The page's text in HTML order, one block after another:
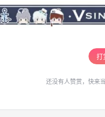
打
还没有人赞赏，快来
的，
来，
怕您
属龙
您笑
啊。